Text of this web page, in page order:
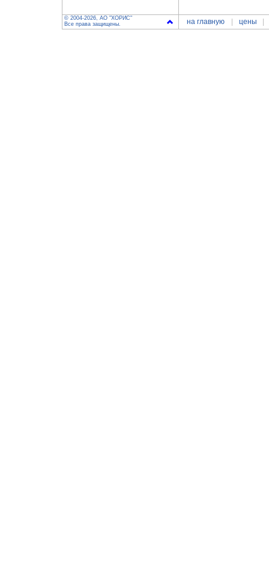
© 2004-2026, АО "ХОРИС"
Все права защищены.
на главную цены